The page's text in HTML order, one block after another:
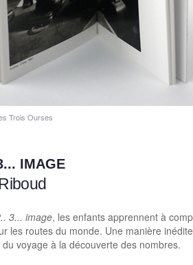
Trois Ourses
IMAGE
3... image, les enfants apprennent à
les routes du monde. Une manière
voyage à la découverte des nombres.